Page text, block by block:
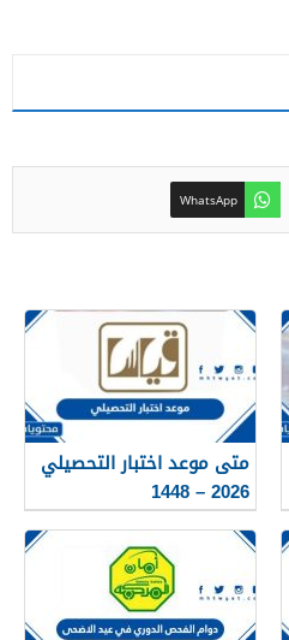
WhatsApp
متى موعد اختبار التحصيلي
2026 – 1448